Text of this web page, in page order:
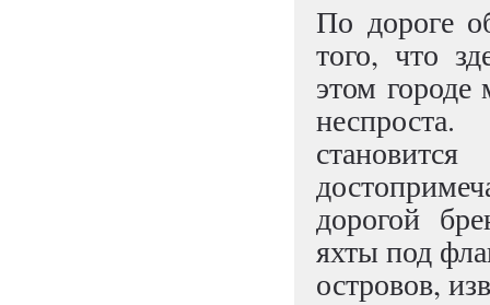
По дороге
того, что
этом
дорогой
яхты под
островов,